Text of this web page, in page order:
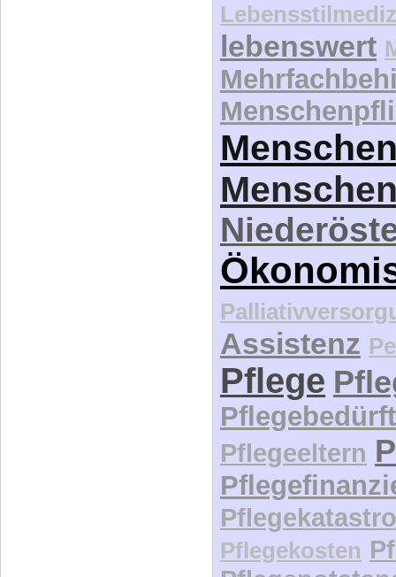
lebenswert
Assistenz
Pflege
Pflegeeltern
Pflegekosten